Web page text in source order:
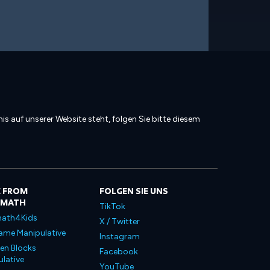
auf unserer Website steht, folgen Sie bitte diesem
FROM
Manipulative
Blocks
FOLGEN SIE UNS
TikTok
X / Twitter
Instagram
Facebook
YouTube